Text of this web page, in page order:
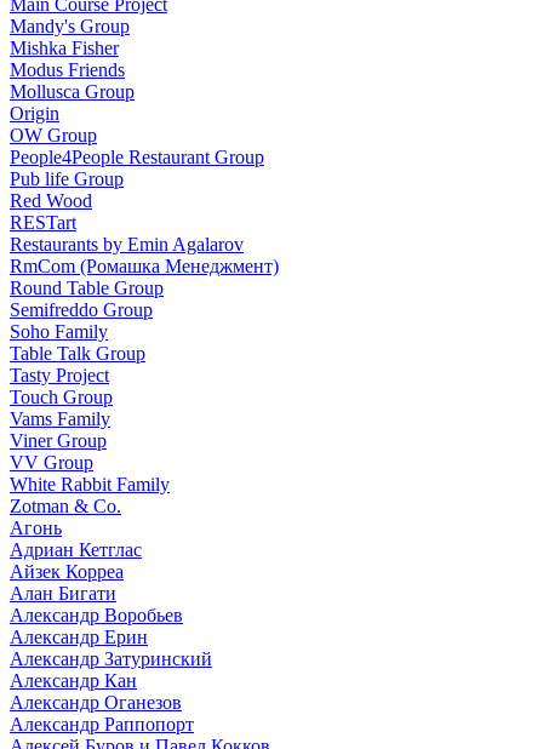
Mandy's Group
Mishka Fisher
Modus Friends
Mollusca Group
Origin
OW Group
People4People Restaurant Group
Pub life Group
Red Wood
RESTart
Restaurants by Emin Agalarov
RmCom (Ромашка Менеджмент)
Round Table Group
Semifreddo Group
Soho Family
Table Talk Group
Tasty Project
Touch Group
Vams Family
Viner Group
VV Group
White Rabbit Family
Zotman & Co.
Агонь
Адриан Кетглас
Айзек Корреа
Алан Бигати
Александр Воробьев
Александр Ерин
Александр Затуринский
Александр Кан
Александр Оганезов
Александр Раппопорт